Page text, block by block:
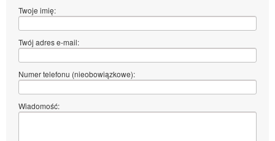
Twoje imię:
Twój adres e-mail:
Numer telefonu (nieobowiązkowe):
Wiadomość: